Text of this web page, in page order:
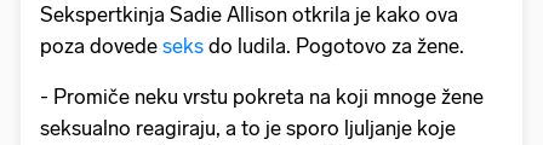
Sekspertkinja Sadie Allison otkrila je kako ova
poza dovede seks do ludila. Pogotovo za žene.
- Promiče neku vrstu pokreta na koji mnoge žene
seksualno reagiraju, a to je sporo ljuljanje koje